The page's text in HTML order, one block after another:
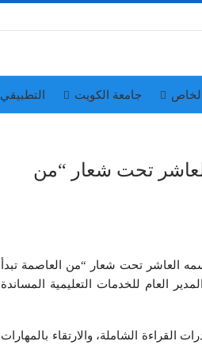
الخاص جامعة الكويت التطبيقي
تحت شعار “من
العاشر تحت شعار “من العاصمة تبدأ
العام للخدمات التعليمية المساندة
الشاملة، والارتقاء بالمهارات